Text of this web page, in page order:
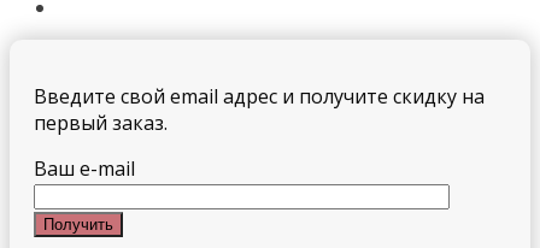
Введите свой email адрес и получите скидку на
первый заказ.
Ваш e-mail